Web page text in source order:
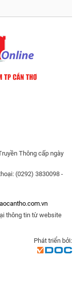
Thông cấp ngày
(0292) 3830098 -
thông tin từ website
Phát triển bởi: